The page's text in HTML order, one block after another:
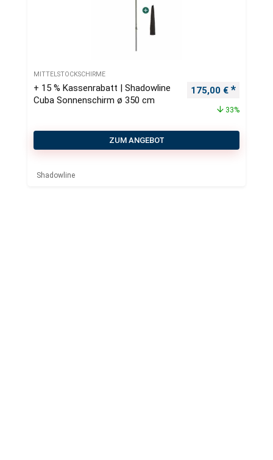
MITTELSTOCKSCHIRME
+ 15 % Kassenrabatt | Shadowline
Cuba Sonnenschirm ø 350 cm
Ursprünglicher
175,00 €
33%
ZUM ANGEBOT
Shadowline